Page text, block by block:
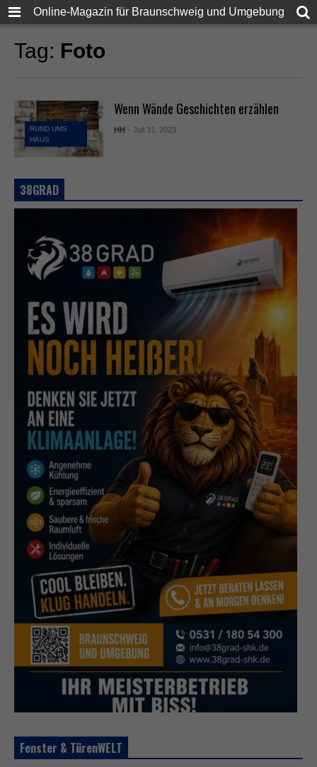
Online-Magazin für Braunschweig und Umgebung
Tag: Foto
RUND UMS
HAUS
Wenn Wände Geschichten erzählen
HH - Juli 31, 2023
38GRAD
Fenster & TürenWELT